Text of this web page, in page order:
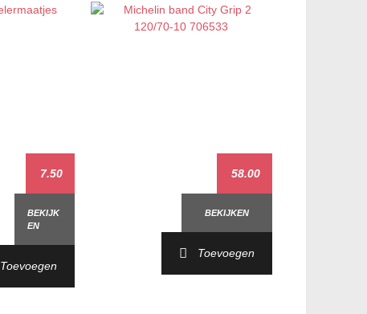
7.50
BEKIJK
EN
Toevoegen
58.00
BEKIJKEN
Toevoegen